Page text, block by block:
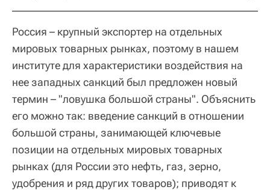
Россия – крупный экспортер на отдельных
мировых товарных рынках, поэтому в нашем
институте для характеристики воздействия на
нее западных санкций был предложен новый
термин – "ловушка большой страны". Объяснить
его можно так: введение санкций в отношении
большой страны, занимающей ключевые
позиции на отдельных мировых товарных
рынках (для России это нефть, газ, зерно,
удобрения и ряд других товаров); приводят к